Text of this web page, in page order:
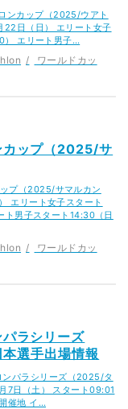
ンカップ（2025/ウアト
日（日） エリート女子
） エリート男子…
ワールドカッ
カップ（2025/サ
プ（2025/サマルカン
エリート女子スタート
男子スタート14:30（日
ワールドカッ
ラシリーズ
選手出場情報
ンパラシリーズ（2025/タ
7日（土） スタート09:01
催地 イ…